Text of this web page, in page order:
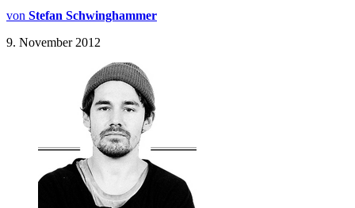
von Stefan Schwinghammer
9. November 2012